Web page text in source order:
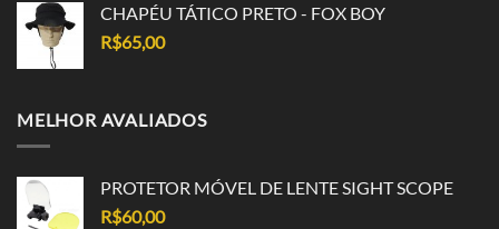
CHAPÉU TÁTICO PRETO - FOX BOY
R$65,00
MELHOR AVALIADOS
PROTETOR MÓVEL DE LENTE SIGHT SCOPE
R$60,00